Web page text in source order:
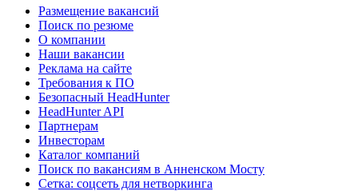
Размещение вакансий
Поиск по резюме
О компании
Наши вакансии
Реклама на сайте
Требования к ПО
Безопасный HeadHunter
HeadHunter API
Партнерам
Инвесторам
Каталог компаний
Поиск по вакансиям в Анненском Мосту
Сетка: соцсеть для нетворкинга